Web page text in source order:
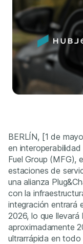
BERLÍN, [1 de
en
Fuel Group (MFG),
estaciones de
una alianza
con la
integración entrará
2026, lo que llevará
aproximadamente
ultrarrápida en todo